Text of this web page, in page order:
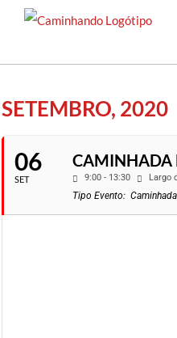
Saltar
SETEMBRO, 2020
06
SET
CAMINHADA
9:00 - 13:30 Largo
Tipo Evento: Caminhada